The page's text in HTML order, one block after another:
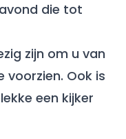
die tot
zijn om u van
Ook is
een kijker